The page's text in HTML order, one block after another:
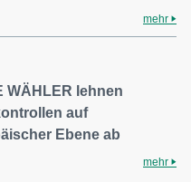
mehr
WÄHLER lehnen
auf
Ebene ab
mehr